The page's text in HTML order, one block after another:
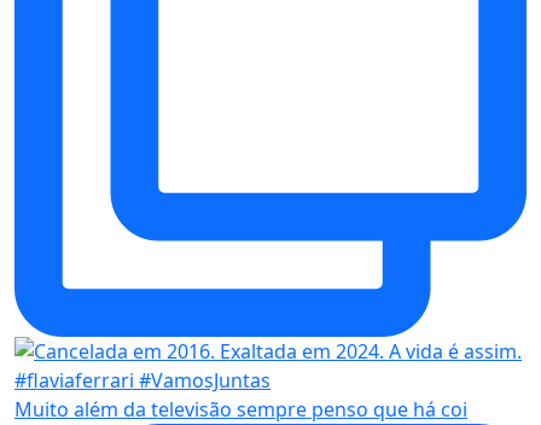
Muito além da televisão sempre penso que há coi